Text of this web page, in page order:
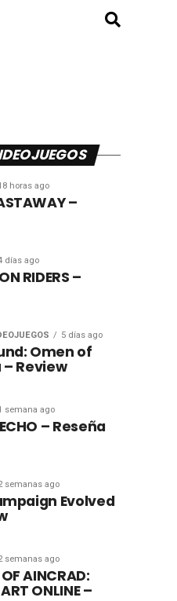
horas ago
–
días ago
RIDERS –
5 días ago
Omen of
Review
semana ago
– Reseña
semanas ago
Evolved
semanas ago
AINCRAD:
ONLINE –